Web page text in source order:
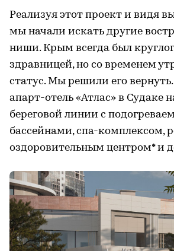
Реализуя этот проект и видя
мы начали искать другие
ниши. Крым всегда был
здравницей, но со временем
статус. Мы решили его
апарт-отель «Атлас» в Судаке
береговой линии с
бассейнами, спа-комплексом,
оздоровительным центром* и